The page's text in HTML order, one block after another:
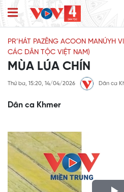
PR’HÁT PAZÊNG ACOON MANÚYH
CÁC DÂN TỘC VIỆT NAM)
MÙA LÚA CHÍN
Thứ ba, 15:20, 14/04/2026 Dân ca
Dân ca Khmer